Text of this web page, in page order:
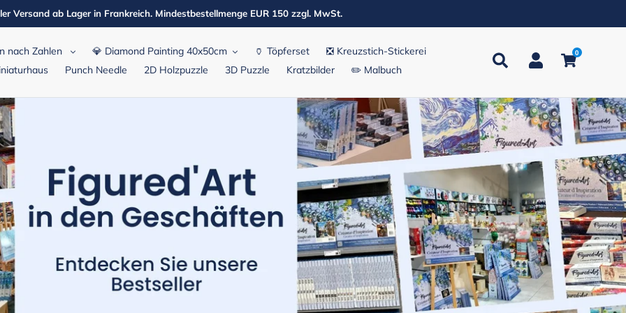
Versand ab Lager in Frankreich. Mindestbestellmenge EUR 150 zzgl. MwSt.
nach Zahlen 💎 Diamond Painting 40x50cm 🏺 Töpferset
❎ Kreuzstich-Stickerei
Punch Needle 2D Holzpuzzle 3D Puzzle Kratzbilder ✏️ Malbuch
Suchen Einloggen
0